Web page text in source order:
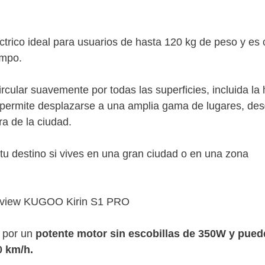
ideal para usuarios de hasta 120 kg de peso y es
suavemente por todas las superficies, incluida la
desplazarse a una amplia gama de lugares,
de la ciudad.
destino si vives en una gran ciudad o en una zona
un potente motor sin escobillas de 350W y
km/h.